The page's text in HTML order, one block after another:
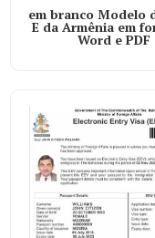
em branco Modelo
E da Armênia em
Word e PDF